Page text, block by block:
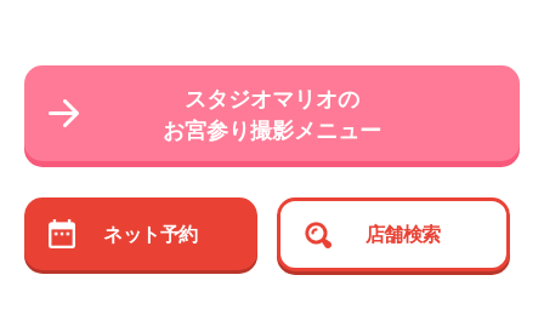
スタジオマリオの
お宮参り撮影メニュー
ネット予約 店舗検索